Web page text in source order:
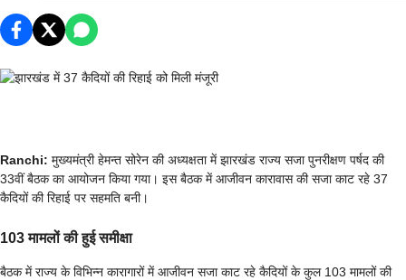
Ranchi: मुख्यमंत्री हेमन्त सोरेन की अध्यक्षता में झारखंड राज्य सजा पुनरीक्षण पर्षद की
33वीं बैठक का आयोजन किया गया। इस बैठक में आजीवन कारावास की सजा काट रहे 37
कैदियों की रिहाई पर सहमति बनी।
103 मामलों की हुई समीक्षा
बैठक में राज्य के विभिन्न कारागारों में आजीवन सजा काट रहे कैदियों के कुल 103 मामलों की